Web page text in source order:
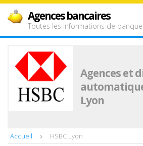
Agences bancaires
Toutes les informations de
Agences et
Lyon
Accueil HSBC Lyon